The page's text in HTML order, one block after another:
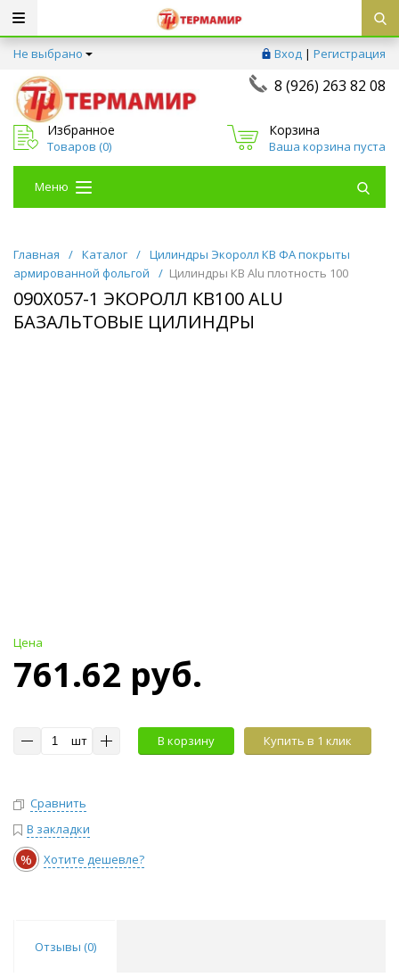
Не выбрано Вход | Регистрация
8 (926) 263 82 08
Избранное
Товаров (0)
Корзина
Ваша корзина пуста
Меню
Главная / Каталог / Цилиндры Экоролл КВ ФА покрыты
армированной фольгой
/ Цилиндры КВ Alu плотность 100
090Х057-1 ЭКОРОЛЛ КВ100 ALU
БАЗАЛЬТОВЫЕ ЦИЛИНДРЫ
Цена
761.62 руб.
шт В корзину Купить в 1 клик
Сравнить
В закладки
% Хотите дешевле?
Отзывы (0)